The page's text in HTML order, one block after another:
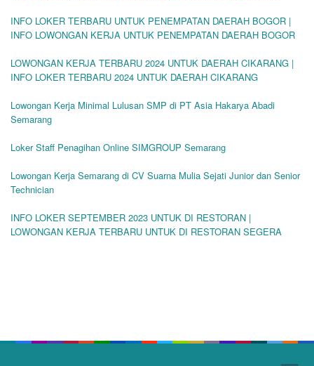
INFO LOKER TERBARU UNTUK PENEMPATAN DAERAH BOGOR |
INFO LOWONGAN KERJA UNTUK PENEMPATAN DAERAH BOGOR
LOWONGAN KERJA TERBARU 2024 UNTUK DAERAH CIKARANG |
INFO LOKER TERBARU 2024 UNTUK DAERAH CIKARANG
Lowongan Kerja Minimal Lulusan SMP di PT Asia Hakarya Abadi
Semarang
Loker Staff Penagihan Online SIMGROUP Semarang
Lowongan Kerja Semarang di CV Suarna Mulia Sejati Junior dan Senior
Technician
INFO LOKER SEPTEMBER 2023 UNTUK DI RESTORAN |
LOWONGAN KERJA TERBARU UNTUK DI RESTORAN SEGERA